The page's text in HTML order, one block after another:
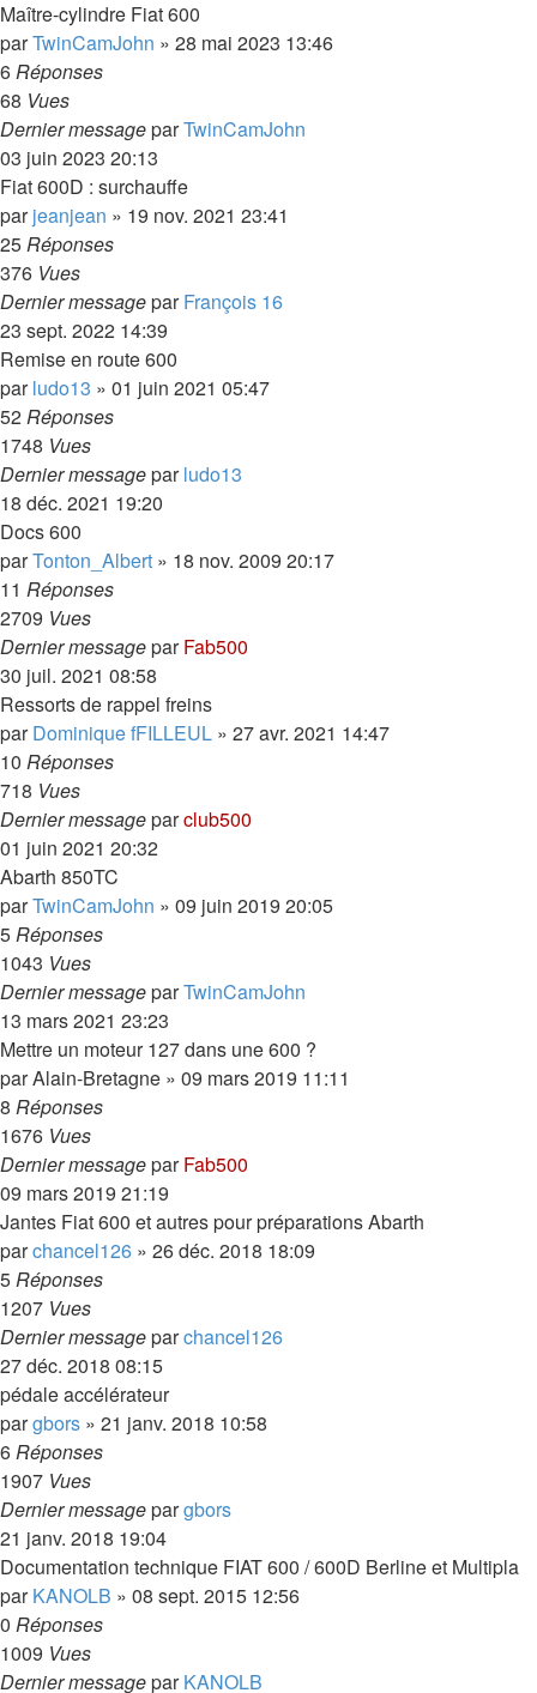
Maître-cylindre Fiat 600
parTwinCamJohn » 28 mai 2023 13:46
6Réponses
68 Vues
Dernier messageparTwinCamJohn
03 juin 2023 20:13
Fiat 600D : surchauffe
parjeanjean » 19 nov. 2021 23:41
25Réponses
376 Vues
Dernier messageparFrançois 16
23 sept. 2022 14:39
Remise en route 600
parludo13 » 01 juin 2021 05:47
52Réponses
1748 Vues
Dernier messageparludo13
18 déc. 2021 19:20
Docs 600
parTonton_Albert » 18 nov. 2009 20:17
11 Réponses
2709 Vues
Dernier messageparFab500
30 juil. 2021 08:58
Ressorts de rappel freins
parDominique fFILLEUL » 27 avr. 2021 14:47
10 Réponses
718 Vues
Dernier messageparclub500
01 juin 2021 20:32
Abarth 850TC
parTwinCamJohn » 09 juin 2019 20:05
5Réponses
1043 Vues
Dernier messageparTwinCamJohn
13 mars 2021 23:23
Mettre un moteur 127 dans une 600 ?
parAlain-Bretagne » 09 mars 2019 11:11
8 Réponses
1676 Vues
Dernier messageparFab500
09 mars 2019 21:19
Jantes Fiat 600 et autres pour préparations Abarth
parchancel126 » 26 déc. 2018 18:09
5Réponses
1207 Vues
Dernier messageparchancel126
27 déc. 2018 08:15
pédale accélérateur
pargbors » 21 janv. 2018 10:58
6Réponses
1907 Vues
Dernier messagepargbors
21 janv. 2018 19:04
Documentation technique FIAT 600 / 600D Berline et Multipla
parKANOLB » 08 sept. 2015 12:56
0 Réponses
1009 Vues
Dernier messageparKANOLB